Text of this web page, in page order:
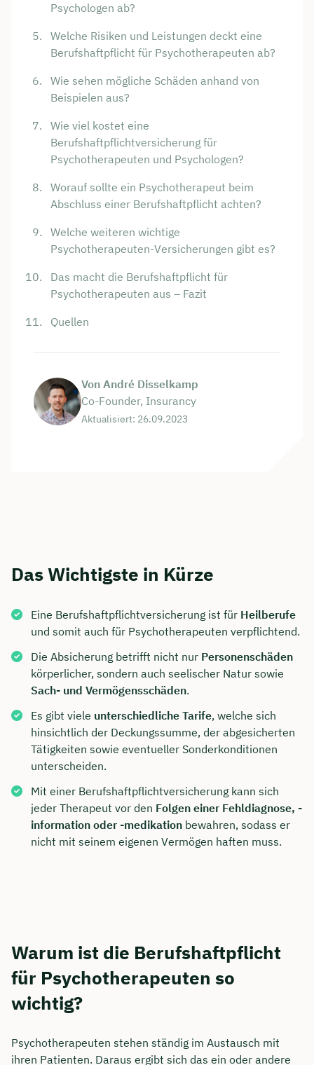
Psychologen ab?
Welche Risiken und Leistungen deckt eine
Berufshaftpflicht für Psychotherapeuten ab?
Wie sehen mögliche Schäden anhand von
Beispielen aus?
Wie viel kostet eine
Berufshaftpflichtversicherung für
Psychotherapeuten und Psychologen?
Worauf sollte ein Psychotherapeut beim
Abschluss einer Berufshaftpflicht achten?
Welche weiteren wichtige
Psychotherapeuten-Versicherungen gibt es?
Das macht die Berufshaftpflicht für
Psychotherapeuten aus – Fazit
Quellen
Von André Disselkamp
Co-Founder, Insurancy
Aktualisiert: 26.09.2023
Das Wichtigste in Kürze
Eine Berufshaftpflichtversicherung ist für Heilberufe
und somit auch für Psychotherapeuten verpflichtend.
Die Absicherung betrifft nicht nur Personenschäden
körperlicher, sondern auch seelischer Natur sowie
Sach- und Vermögensschäden.
Es gibt viele unterschiedliche Tarife, welche sich
hinsichtlich der Deckungssumme, der abgesicherten
Tätigkeiten sowie eventueller Sonderkonditionen
unterscheiden.
Mit einer Berufshaftpflichtversicherung kann sich
jeder Therapeut vor den Folgen einer Fehldiagnose, -
information oder -medikation bewahren, sodass er
nicht mit seinem eigenen Vermögen haften muss.
Warum ist die Berufshaftpflicht
für Psychotherapeuten so
wichtig?
Psychotherapeuten stehen ständig im Austausch mit
ihren Patienten. Daraus ergibt sich das ein oder andere